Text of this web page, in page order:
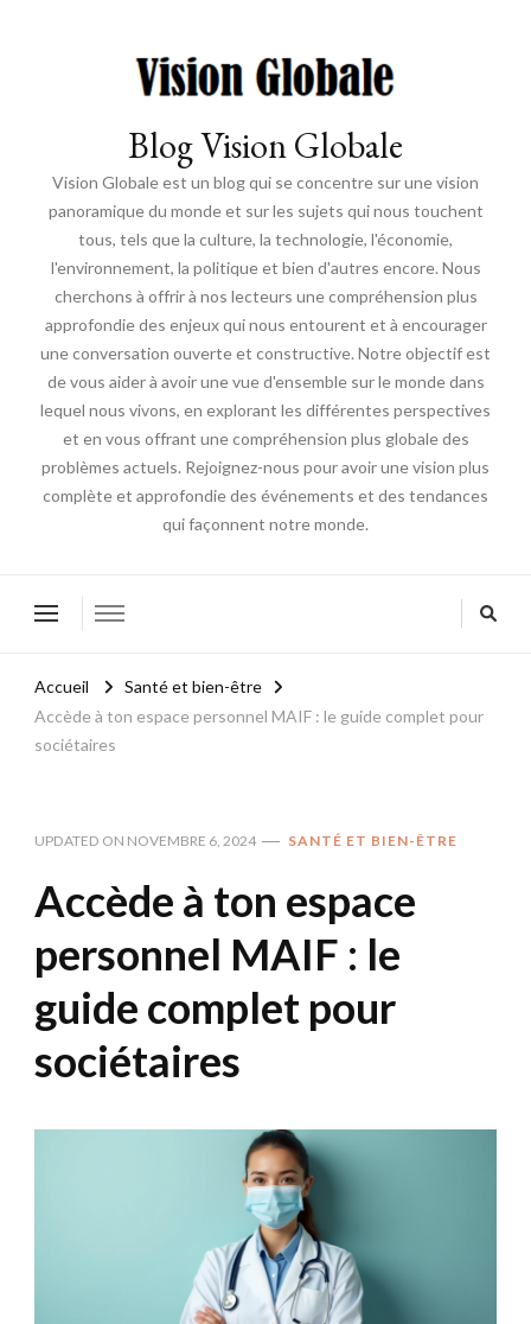
Blog Vision Globale
Vision Globale est un blog qui se concentre sur une vision
panoramique du monde et sur les sujets qui nous touchent
tous, tels que la culture, la technologie, l'économie,
l'environnement, la politique et bien d'autres encore. Nous
cherchons à offrir à nos lecteurs une compréhension plus
approfondie des enjeux qui nous entourent et à encourager
une conversation ouverte et constructive. Notre objectif est
de vous aider à avoir une vue d'ensemble sur le monde dans
lequel nous vivons, en explorant les différentes perspectives
et en vous offrant une compréhension plus globale des
problèmes actuels. Rejoignez-nous pour avoir une vision plus
complète et approfondie des événements et des tendances
qui façonnent notre monde.
Accueil
Santé et bien-être
Accède à ton espace personnel MAIF : le guide complet pour
sociétaires
UPDATED ON NOVEMBRE 6, 2024 SANTÉ ET BIEN-ÊTRE
Accède à ton espace
personnel MAIF : le
guide complet pour
sociétaires